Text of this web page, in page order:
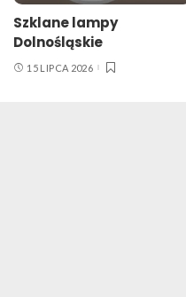
Szklane lampy
Dolnośląskie
15 LIPCA 2026